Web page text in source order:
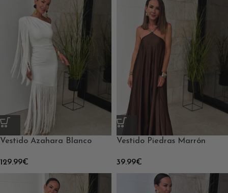
Vestido Azahara Blanco
129.99€
Vestido Piedras Marrón
39.99€